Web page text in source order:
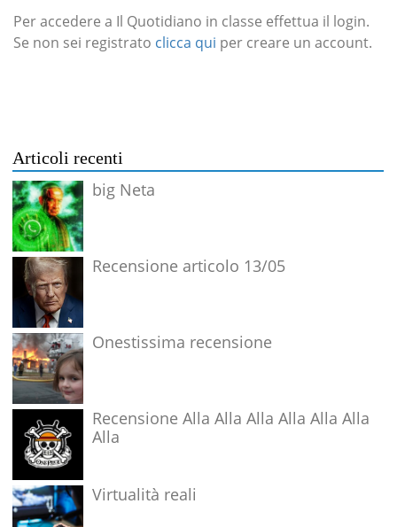
Per accedere a Il Quotidiano in classe effettua il login.
Se non sei registrato clicca qui per creare un account.
Articoli recenti
big Neta
Recensione articolo 13/05
Onestissima recensione
Recensione Alla Alla Alla Alla Alla Alla
Alla
Virtualità reali